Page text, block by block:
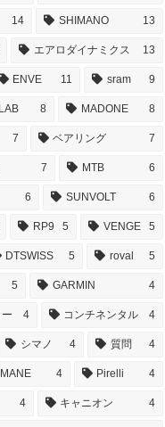
14 SHIMANO 13
エアロダイナミクス 13
ENVE 11 sram 9
8 MADONE 8
7 ベアリング 7
7 MTB 6
6 SUNVOLT 6
RP9 5 VENGE 5
DTSWISS 5 roval 5
5 GARMIN 4
4 コンチネンタル 4
シマノ 4 質問 4
4 Pirelli 4
4 キャニオン 4